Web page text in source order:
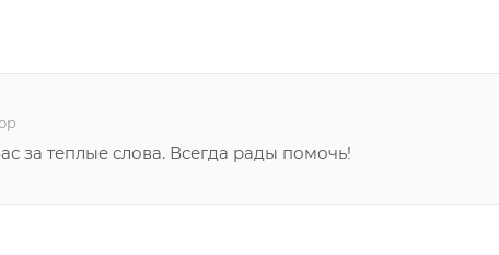
за теплые слова. Всегда рады помочь!